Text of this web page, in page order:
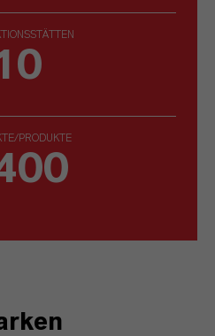
PRODUKTE